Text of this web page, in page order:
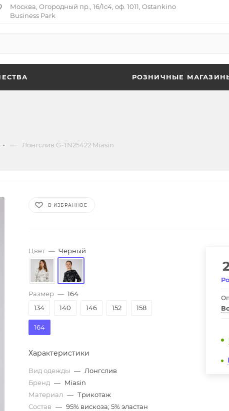
Москва, Огородный пр., 16/1с4, оф. 1011, Ostankino
Business Park
РОЗНИЧНЫЕ
Лонгслив G-TN25422 Miasin
В ИЗБРАННОЕ
Цвет — Черный
Размер — 164
134
140 146 152 158
164
Характеристики
Вид одежды — Лонгслив
Бренд — Miasin
Материал — Трикотаж
Состав — 95% вискоза; 5% эластан